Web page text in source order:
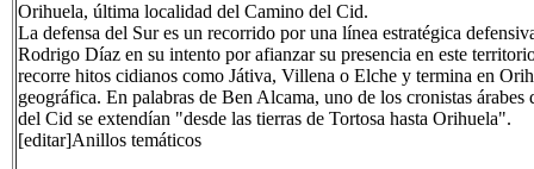
Orihuela, última localidad del Camino del Cid.
La defensa del Sur es un recorrido por una línea estratégica
Rodrigo Díaz en su intento por afianzar su presencia en este
recorre hitos cidianos como Játiva, Villena o Elche y termina en
geográfica. En palabras de Ben Alcama, uno de los cronistas
del Cid se extendían "desde las tierras de Tortosa hasta Orihuela".
[editar]Anillos temáticos